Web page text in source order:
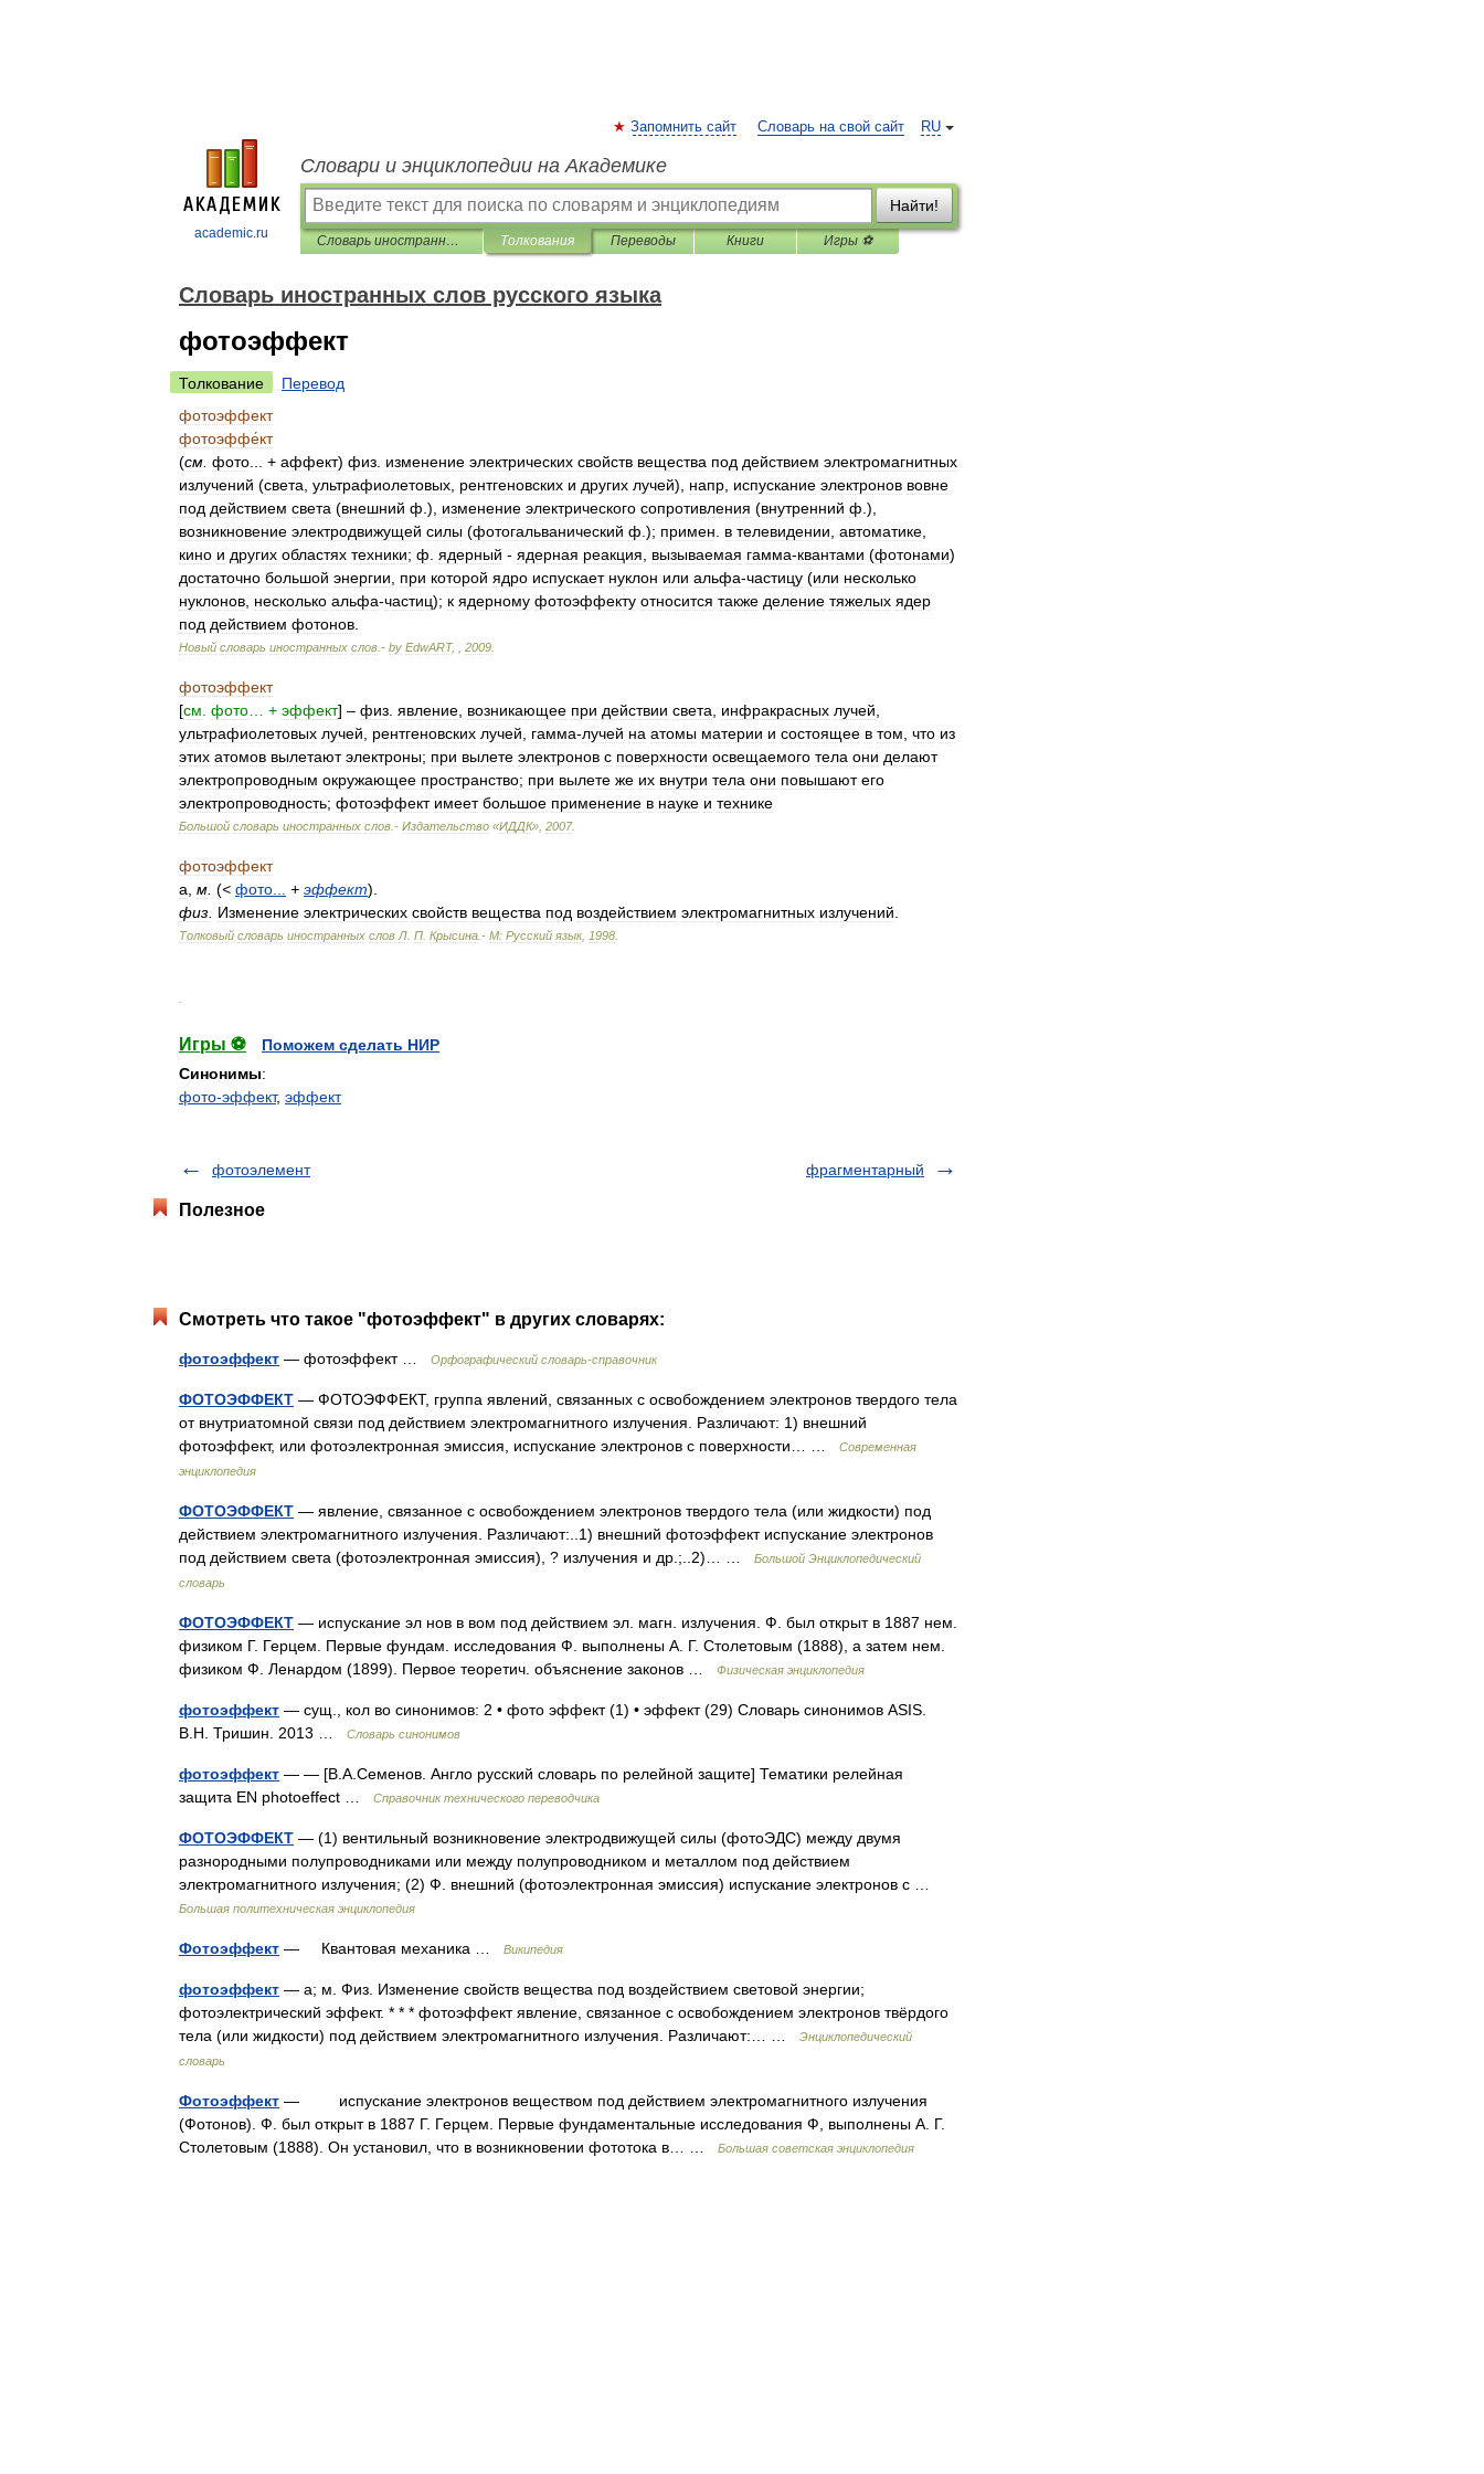
academic.ru
RU
Запомнить сайт Словарь на свой сайт
Словари и энциклопедии на Академике
Найти!
Словарь иностранных слов русского языка Толкования Переводы Книги Игры ⚽
Словарь иностранных слов русского языка
фотоэффект
Толкование
Перевод
фотоэффект
фотоэффе́кт
(см фото ... + аффект) физ изменение электрических свойств вещества под действием электромагнитных
излучений (света ультрафиолетовых рентгеновских и других лучей), напр испускание электронов вовне
под действием света (внешний ф .), изменение электрического сопротивления (внутренний ф .),
возникновение электродвижущей силы (фотогальванический ф .); примен в телевидении автоматике
кино и других областях техники; ф ядерный - ядерная реакция вызываемая гамма-квантами (фотонами)
достаточно большой энергии при которой ядро испускает нуклон или альфа-частицу (или несколько
нуклонов несколько альфа-частиц); к ядерному фотоэффекту относится также деление тяжелых ядер
под действием фотонов
Новый словарь иностранных слов .- by EdwART, 2009
фотоэффект
[см фото … + эффект] – физ явление возникающее при действии света инфракрасных лучей
ультрафиолетовых лучей рентгеновских лучей гамма-лучей на атомы материи и состоящее в том что из
этих атомов вылетают электроны; при вылете электронов с поверхности освещаемого тела они делают
электропроводным окружающее пространство; при вылете же их внутри тела они повышают его
электропроводность; фотоэффект имеет большое применение в науке и технике
Большой словарь иностранных слов .- Издательство «ИДДК» 2007.
фотоэффект
а м (< фото + эффект).
физ
Изменение электрических свойств вещества под воздействием электромагнитных излучений
Толковый словарь иностранных слов Л П Крысина .- М: Русский язык, 1998
Игры ⚽
Поможем сделать НИР
Синонимы:
фото-эффект, эффект
фотоэлемент фрагментарный
Полезное
Смотреть что такое "фотоэффект" в других словарях:
фотоэффект — фотоэффект … Орфографический словарь-справочник
ФОТОЭФФЕКТ — ФОТОЭФФЕКТ, группа явлений, связанных с освобождением электронов твердого тела
от внутриатомной связи под действием электромагнитного излучения. Различают: 1) внешний
фотоэффект, или фотоэлектронная эмиссия, испускание электронов с поверхности… …
Современная
энциклопедия
ФОТОЭФФЕКТ — явление, связанное с освобождением электронов твердого тела (или жидкости) под
действием электромагнитного излучения. Различают:..1) внешний фотоэффект испускание электронов
под действием света (фотоэлектронная эмиссия), ? излучения и др.;..2)… …
Большой Энциклопедический
словарь
ФОТОЭФФЕКТ — испускание эл нов в вом под действием эл. магн. излучения. Ф. был открыт в 1887 нем.
физиком Г. Герцем. Первые фундам. исследования Ф. выполнены А. Г. Столетовым (1888), а затем нем.
физиком Ф. Ленардом (1899). Первое теоретич. объяснение законов …
Физическая энциклопедия
фотоэффект — сущ., кол во синонимов: 2 • фото эффект (1) • эффект (29) Словарь синонимов ASIS.
В.Н. Тришин. 2013 …
Словарь синонимов
фотоэффект — — [В.А.Семенов. Англо русский словарь по релейной защите] Тематики релейная
защита EN photoeffect …
Справочник технического переводчика
ФОТОЭФФЕКТ — (1) вентильный возникновение электродвижущей силы (фотоЭДС) между двумя
разнородными полупроводниками или между полупроводником и металлом под действием
электромагнитного излучения; (2) Ф. внешний (фотоэлектронная эмиссия) испускание электронов с …
Большая политехническая энциклопедия
Фотоэффект — Квантовая механика … Википедия
фотоэффект — а; м. Физ. Изменение свойств вещества под воздействием световой энергии;
фотоэлектрический эффект. * * * фотоэффект явление, связанное с освобождением электронов твёрдого
тела (или жидкости) под действием электромагнитного излучения. Различают:… …
Энциклопедический
словарь
Фотоэффект — испускание электронов веществом под действием электромагнитного излучения
(Фотонов). Ф. был открыт в 1887 Г. Герцем. Первые фундаментальные исследования Ф, выполнены А. Г.
Столетовым (1888). Он установил, что в возникновении фототока в… …
Большая советская энциклопедия